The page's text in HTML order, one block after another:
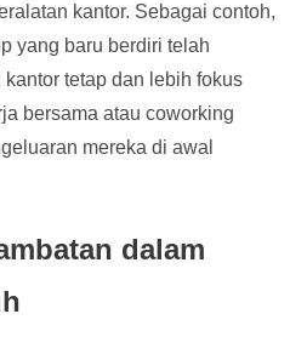
kantor. Sebagai contoh,
yang baru berdiri telah
tetap dan lebih fokus
bersama atau coworking
mereka di awal
dalam